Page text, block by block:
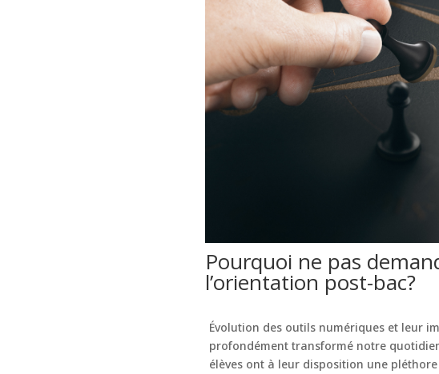
Pourquoi ne pas
l’orientation post-bac?
Évolution des outils numériques et leur
profondément transformé notre
élèves ont à leur disposition une